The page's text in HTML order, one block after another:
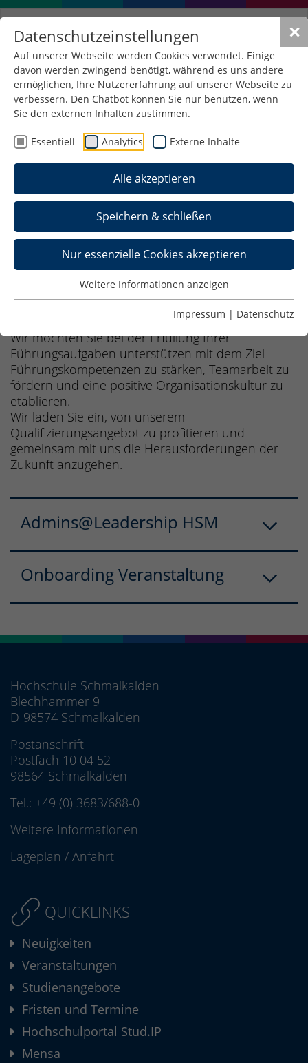
✕
Datenschutzeinstellungen
Auf unserer Webseite werden Cookies verwendet. Einige
davon werden zwingend benötigt, während es uns andere
ermöglichen, Ihre Nutzererfahrung auf unserer Webseite zu
verbessern. Den Chatbot können Sie nur benutzen, wenn
Sie den externen Inhalten zustimmen.
Essentiell Analytics Externe Inhalte
Alle akzeptieren
Speichern & schließen
Nur essenzielle Cookies akzeptieren
Weitere Informationen anzeigen
Impressum | Datenschutz
Qualifizierungsangebote -
Führung und Zusammenarbeit
Führungskräfteentwicklung ist immer geprägt von
der Zeit, in der sie stattfindet. Die
Herausforderungen der täglichen Arbeit verändern
sich laufend, entsprechend verändern sich auch
die notwendigen Anforderungen an Führung.
Durch eine klare Führung und eine kooperative
Zusammenarbeit können Herausforderungen
gemeistert, Innovationen gefördert und ein
positives Arbeitsumfeld geschaffen werden.
Wir möchten Sie bei der Erfüllung Ihrer
Führungsaufgaben unterstützen mit dem Ziel
Führungskompetenzen zu stärken, Teamarbeit zu
fördern und eine positive Organisationskultur zu
etablieren.
Wir laden Sie ein, von unserem
Qualifizierungsangebot zu profitieren und
gemeinsam mit uns die Herausforderungen der
Zukunft anzugehen.
Admins@Leadership HSM
Onboarding Veranstaltung
Hochschule Schmalkalden
Blechhammer 9
D-98574 Schmalkalden
Postanschrift
Postfach 10 04 52
98564 Schmalkalden
Tel.: +49 (0) 3683/688-0
Weitere Informationen
Lageplan / Anfahrt
QUICKLINKS
Neuigkeiten
Veranstaltungen
Studienangebote
Fristen und Termine
Hochschulportal Stud.IP
Mensa